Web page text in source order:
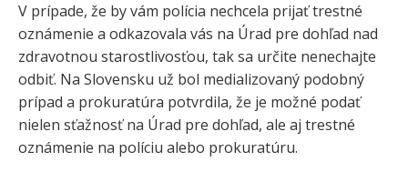
V prípade, že by vám polícia nechcela prijať trestné
oznámenie a odkazovala vás na Úrad pre dohľad nad
zdravotnou starostlivosťou, tak sa určite nenechajte
odbiť. Na Slovensku už bol medializovaný podobný
prípad a prokuratúra potvrdila, že je možné podať
nielen sťažnosť na Úrad pre dohľad, ale aj trestné
oznámenie na políciu alebo prokuratúru.